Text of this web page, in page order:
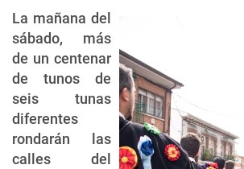
La mañana del
sábado, más
de un centenar
de tunos de
seis tunas
diferentes
rondarán las
calles del